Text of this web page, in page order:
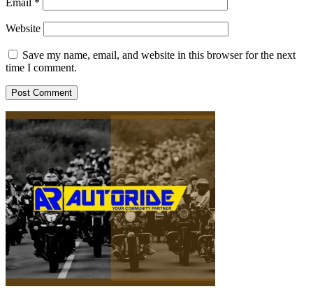
Website
Save my name, email, and website in this browser for the next
time I comment.